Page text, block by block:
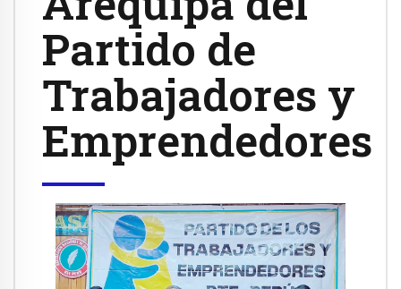
Partido de
Trabajadores y
Emprendedores